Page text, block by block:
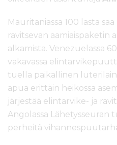
Mauritaniassa 100 lasta
ravitsevan aamiaispaketin
alkamista. Venezuelassa
vakavassa
tuella paikallinen
apua erittäin heikossa
järjestää elintarvike- ja
Angolassa
perheitä